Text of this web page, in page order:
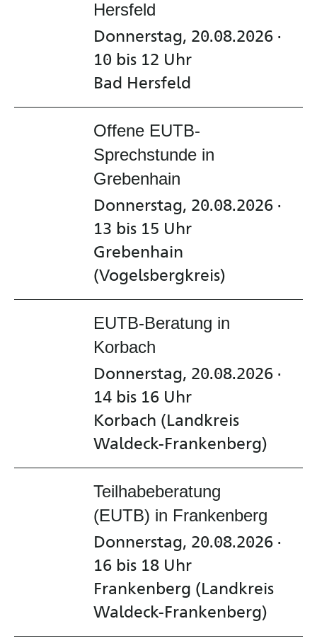
Hersfeld
Donnerstag, 20.08.2026 ·
10 bis 12 Uhr
Bad Hersfeld
Offene EUTB-
Sprechstunde in
Grebenhain
Donnerstag, 20.08.2026 ·
13 bis 15 Uhr
Grebenhain
(Vogelsbergkreis)
EUTB-Beratung in
Korbach
Donnerstag, 20.08.2026 ·
14 bis 16 Uhr
Korbach (Landkreis
Waldeck-Frankenberg)
Teilhabeberatung
(EUTB) in Frankenberg
Donnerstag, 20.08.2026 ·
16 bis 18 Uhr
Frankenberg (Landkreis
Waldeck-Frankenberg)